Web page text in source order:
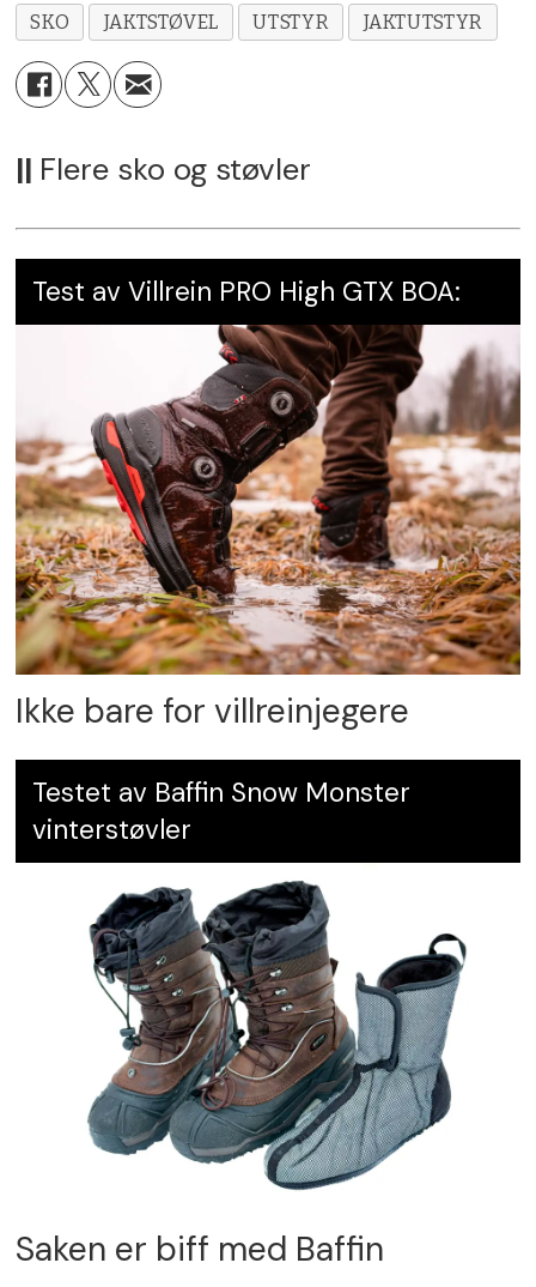
SKO JAKTSTØVEL UTSTYR JAKTUTSTYR
|| Flere sko og støvler
Test av Villrein PRO High GTX BOA:
Ikke bare for villreinjegere
Testet av Baffin Snow Monster
vinterstøvler
Saken er biff med Baffin